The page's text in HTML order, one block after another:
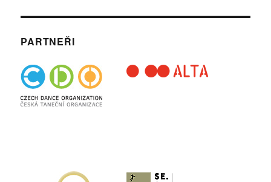
PARTNEŘI